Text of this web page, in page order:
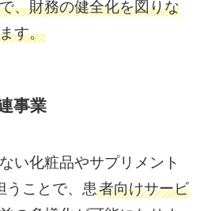
、財務の健全化を図りな
す。
事業
い化粧品やサプリメント
うことで、患者向けサービ